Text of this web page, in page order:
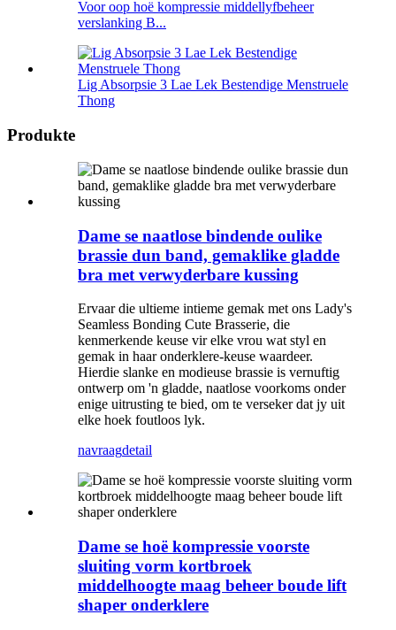
Voor oop hoë kompressie middellyfbeheer
verslanking B...
Lig Absorpsie 3 Lae Lek Bestendige Menstruele
Thong
Produkte
Dame se naatlose bindende oulike
brassie dun band, gemaklike gladde
bra met verwyderbare kussing
Ervaar die ultieme intieme gemak met ons Lady's
Seamless Bonding Cute Brasserie, die
kenmerkende keuse vir elke vrou wat styl en
gemak in haar onderklere-keuse waardeer.
Hierdie slanke en modieuse brassie is vernuftig
ontwerp om 'n gladde, naatlose voorkoms onder
enige uitrusting te bied, om te verseker dat jy uit
elke hoek foutloos lyk.
navraagdetail
Dame se hoë kompressie voorste
sluiting vorm kortbroek
middelhoogte maag beheer boude lift
shaper onderklere